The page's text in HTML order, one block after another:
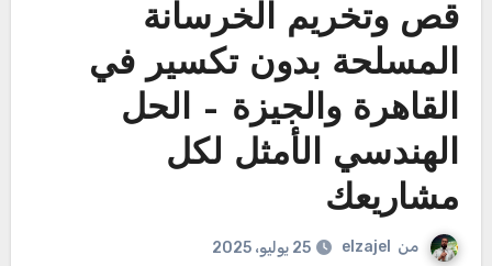
قص وتخريم الخرسانة
المسلحة بدون تكسير في
القاهرة والجيزة – الحل
الهندسي الأمثل لكل
مشاريعك
من elzajel 25 يوليو، 2025